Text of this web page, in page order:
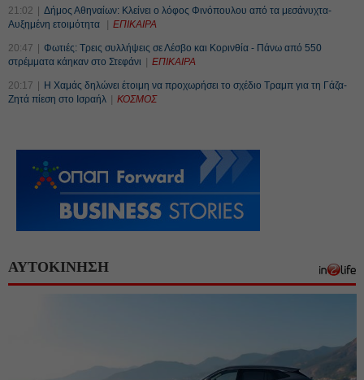
21:02
Δήμος Αθηναίων: Κλείνει ο λόφος Φινόπουλου από τα μεσάνυχτα-
Αυξημένη ετοιμότητα
ΕΠΙΚΑΙΡΑ
20:47
Φωτιές: Τρεις συλλήψεις σε Λέσβο και Κορινθία - Πάνω από 550
στρέμματα κάηκαν στο Στεφάνι
ΕΠΙΚΑΙΡΑ
20:17
Η Χαμάς δηλώνει έτοιμη να προχωρήσει το σχέδιο Τραμπ για τη Γάζα-
Ζητά πίεση στο Ισραήλ
ΚΟΣΜΟΣ
ΑΥΤΟΚΙΝΗΣΗ